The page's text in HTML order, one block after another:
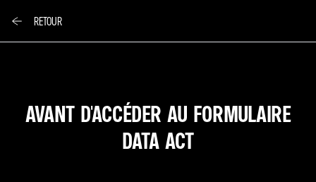
RETOUR
AVANT D'ACCÉDER AU FORMULAIRE
DATA ACT